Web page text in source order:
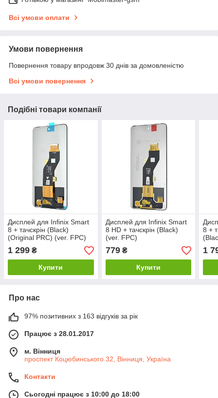
Всі умови оплати
Умови повернення
Повернення товару впродовж 30 днів за домовленістю
Всі умови повернення
Подібні товари компанії
Дисплей для Infinix Smart
8 + тачскрін (Black)
(Original PRC) (ver. FPC)
1 299 ₴
Купити
Дисплей для Infinix Smart
8 HD + тачскрін (Black)
(ver. FPC)
779₴
Купити
8 +
1
Про нас
97% позитивних з 163 відгуків за рік
Працює з 28.01.2017
м. Вінниця
проспект Коцюбинського 32, Вінниця, Україна
Контакти
Сьогодні працює з 10:00 до 18:00